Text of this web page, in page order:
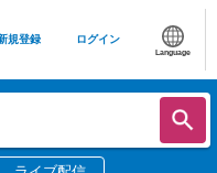
規登録 ログイン
Language